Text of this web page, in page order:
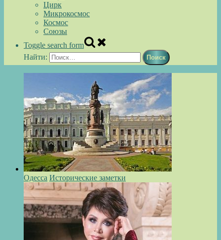
Цирк
Микрокосмос
Космос
Союзы
Toggle search form
Найти:
Одесса Исторические заметки